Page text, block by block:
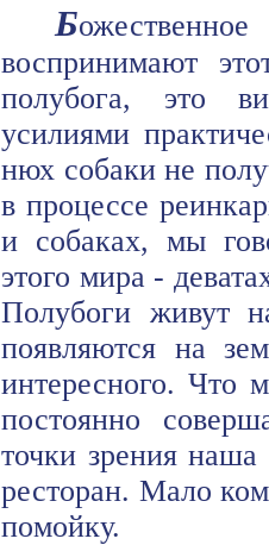
Б
воспринимают
полубога, это
усилиями
нюх собаки не
в процессе
и собаках, мы
этого мира -
Полубоги живут
появляются на
интересного. Что
постоянно
точки зрения наша
ресторан. Мало
помойку.